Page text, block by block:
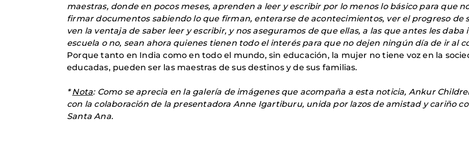
maestras, donde en pocos meses, aprenden a leer y escribir por lo menos lo básico para que
firmar documentos sabiendo lo que firman, enterarse de acontecimientos, ver el progreso de
ven la ventaja de saber leer y escribir, y nos aseguramos de que ellas, a las que antes les daba
escuela o no, sean ahora quienes tienen todo el interés para que no dejen ningún día de ir al
Porque tanto en India como en todo el mundo, sin educación, la mujer no tiene voz en la
educadas, pueden ser las maestras de sus destinos y de sus familias.
*Nota: Como se aprecia en la galería de imágenes que acompaña a esta noticia, Ankur
con la colaboración de la presentadora Anne Igartiburu, unida por lazos de amistad y cariño
Santa Ana.